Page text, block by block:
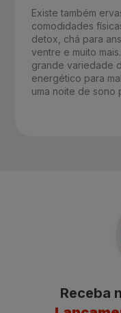
Existe também
comodidades
detox, chá para
ventre e muito
grande variedade
energético para
uma noite de sono
Receba